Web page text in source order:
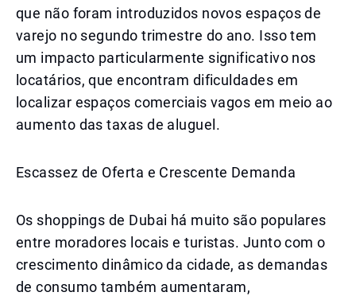
que não foram introduzidos novos espaços de
varejo no segundo trimestre do ano. Isso tem
um impacto particularmente significativo nos
locatários, que encontram dificuldades em
localizar espaços comerciais vagos em meio ao
aumento das taxas de aluguel.
Escassez de Oferta e Crescente Demanda
Os shoppings de Dubai há muito são populares
entre moradores locais e turistas. Junto com o
crescimento dinâmico da cidade, as demandas
de consumo também aumentaram,